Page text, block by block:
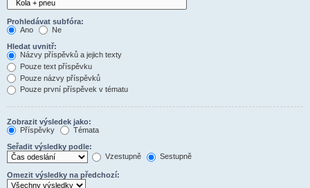
Prohledávat subfóra:
Ano
Ne
Hledat uvnitř:
Názvy příspěvků a jejich texty
Pouze text příspěvku
Pouze názvy příspěvků
Pouze první příspěvek v tématu
Zobrazit výsledek jako:
Příspěvky
Témata
Seřadit výsledky podle:
Vzestupně
Sestupně
Omezit výsledky na předchozí: